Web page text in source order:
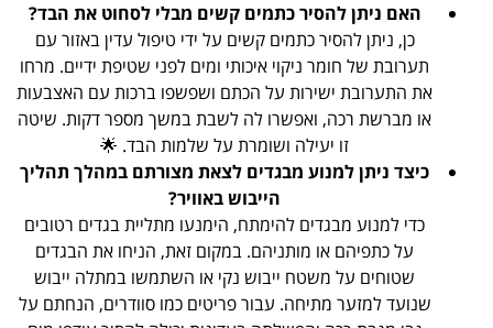
האם ניתן להסיר כתמים קשים מבלי לסחוט את הבד?
כן, ניתן להסיר כתמים קשים על ידי טיפול עדין באזור עם
תערובת של חומר ניקוי איכותי ומים לפני שטיפת ידיים. מרחו
את התערובת ישירות על הכתם ושפשפו ברכות עם האצבעות
או מברשת רכה, ואפשרו לה לשבת במשך מספר דקות. שיטה
זו יעילה ושומרת על שלמות הבד. 🌟
כיצד ניתן למנוע מבגדים לצאת מצורתם במהלך תהליך
הייבוש באוויר?
כדי למנוע מבגדים להימתח, הימנעו מתליית בגדים רטובים
על כתפיהם או מותניהם. במקום זאת, הניחו את הבגדים
שטוחים על משטח ייבוש נקי או השתמשו במתלה ייבוש
שנועד למזער מתיחה. עבור פריטים כמו סוודרים, הנחתם על